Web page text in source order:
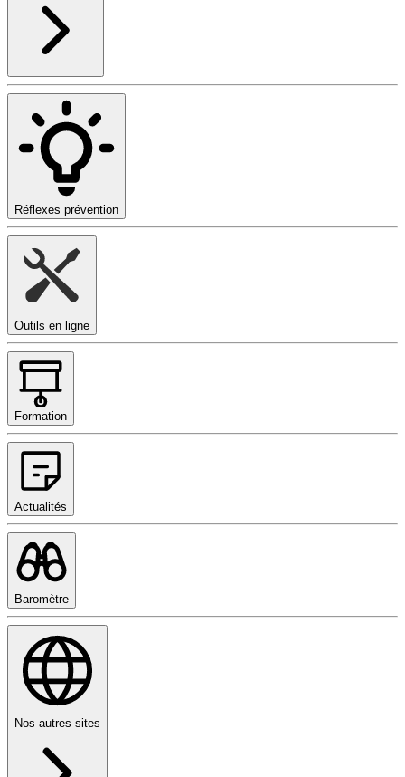
Réflexes prévention
Outils en ligne
Formation
Actualités
Baromètre
Nos autres sites